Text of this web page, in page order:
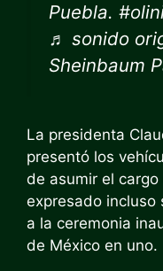
Puebla.
♬ sonido
Sheinbaum
La presidenta
presentó los
de asumir el
expresado incluso
a la ceremonia
de México en uno.